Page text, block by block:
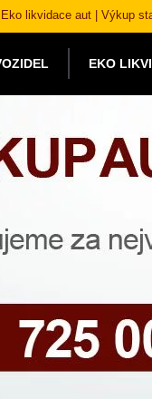
likvidace aut | Výkup
EKO